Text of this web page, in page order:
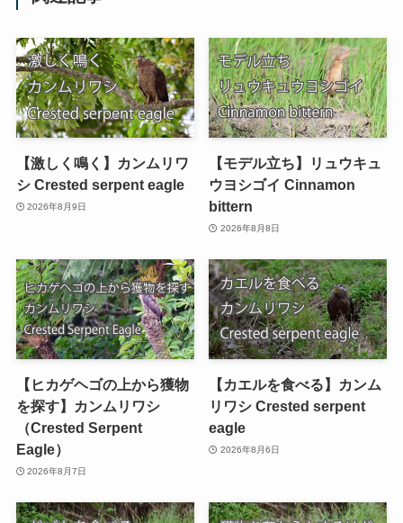
【激しく鳴く】カンムリワ
シ Crested serpent eagle
2026年8月9日
【モデル立ち】リュウキュ
ウヨシゴイ Cinnamon
bittern
2026年8月8日
【ヒカゲヘゴの上から獲物
を探す】カンムリワシ
（Crested Serpent
Eagle）
2026年8月7日
【カエルを食べる】カンム
リワシ Crested serpent
eagle
2026年8月6日